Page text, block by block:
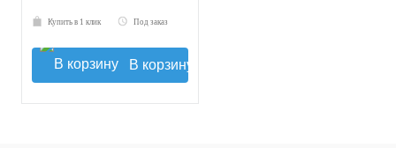
Купить в 1 клик Под заказ
В корзину